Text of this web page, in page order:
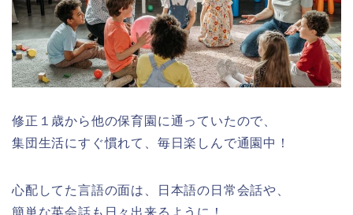
修正１歳から他の保育園に通っていたので、
集団生活にすぐ慣れて、毎日楽しんで通園中！
心配してた言語の面は、日本語の日常会話や、